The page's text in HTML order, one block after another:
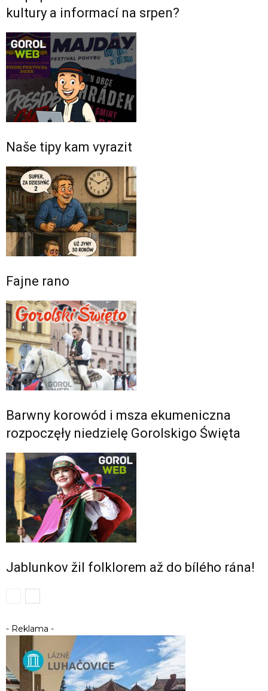
kultury a informací na srpen?
Naše tipy kam vyrazit
Fajne rano
Barwny korowód i msza ekumeniczna
rozpoczęły niedzielę Gorolskigo Święta
Jablunkov žil folklorem až do bílého rána!
- Reklama -